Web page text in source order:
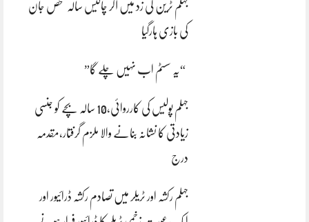
جہلم ٹرین کی زد میں آکر چالیس سالہ شخص جان
کی بازی ہارگیا
“یہ سسٹم اب نہیں چلے گا”
جہلم پولیس کی کارروائی،10 سالہ بچے کو جنسی
زیادتی کا نشانہ بنانے والا ملزم گرفتار،مقدمہ
درج
جہلم رکشہ اور ٹریلر میں تصادم رکشہ ڈرائیور اور